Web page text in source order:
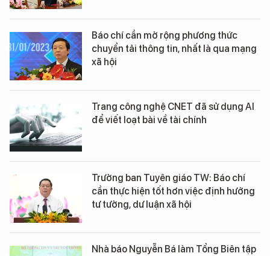
Báo chí cần mở rộng phương thức
chuyển tải thông tin, nhất là qua mạng
xã hội
Trang công nghệ CNET đã sử dụng AI
để viết loạt bài về tài chính
Trưởng ban Tuyên giáo TW: Báo chí
cần thực hiện tốt hơn việc định hướng
tư tưởng, dư luận xã hội
Nhà báo Nguyễn Bá làm Tổng Biên tập